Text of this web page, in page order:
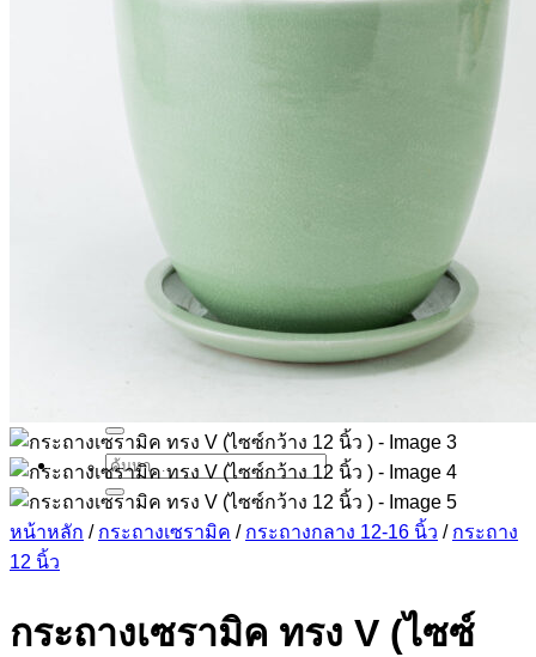
ขาตั้ง กี๋เซรามิค
ชุดแก้วน้ำ จาน, ชามเซรามิค
ชุดโต๊ะ เก้าอี้สตูลเซรามิค
ค้นหา:
หน้าหลัก / กระถางเซรามิค / กระถางกลาง 12-16 นิ้ว / กระถาง
12 นิ้ว
กระถางเซรามิค ทรง V (ไซซ์